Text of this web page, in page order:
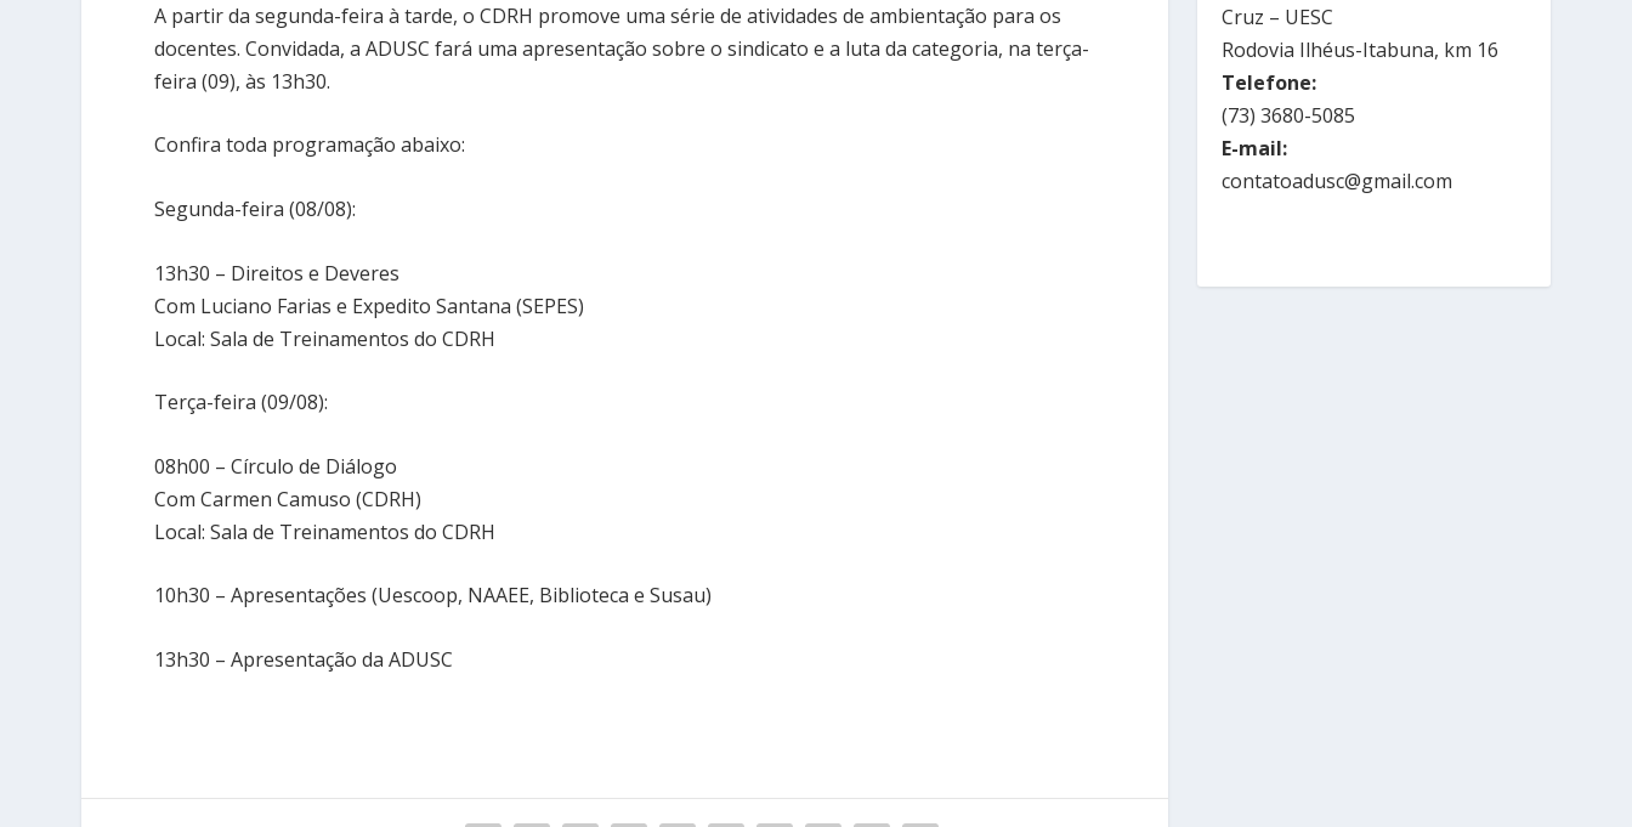
A partir da segunda-feira à tarde, o CDRH promove uma série de atividades de ambientação para os
docentes. Convidada, a ADUSC fará uma apresentação sobre o sindicato e a luta da categoria, na terça-
feira (09), às 13h30.
Confira toda programação abaixo:
Segunda-feira (08/08):
13h30 – Direitos e Deveres
Com Luciano Farias e Expedito Santana (SEPES)
Local: Sala de Treinamentos do CDRH
Terça-feira (09/08):
08h00 – Círculo de Diálogo
Com Carmen Camuso (CDRH)
Local: Sala de Treinamentos do CDRH
10h30 – Apresentações (Uescoop, NAAEE, Biblioteca e Susau)
13h30 – Apresentação da ADUSC
Cruz – UESC
Rodovia Ilhéus-Itabuna, km 16
Telefone:
(73) 3680-5085
E-mail:
contatoadusc@gmail.com